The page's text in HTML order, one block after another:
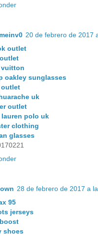
20 de febrero de 2017
outlet
oakley sunglasses
uk
outlet
lauren polo uk
clothing
glasses
28 de febrero de 2017 a
95
jerseys
shoes